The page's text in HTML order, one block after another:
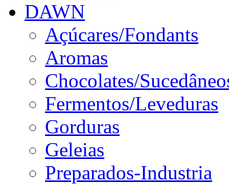
DAWN
Açúcares/Fondants
Aromas
Chocolates/
Fermentos/Leveduras
Gorduras
Geleias
Preparados-Industria